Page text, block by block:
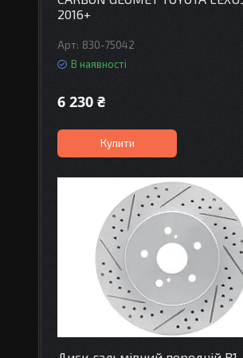
2016+
830-75042
В наявності
6 230 ₴
Купити